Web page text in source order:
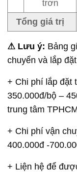
trơn
Tổng giá trị
⚠ Lưu ý: Bảng
chuyển và lắp đặt
+ Chi phí lắp đặt
350.000đ/bộ –
trung tâm
+ Chi phí vận
400.000đ -
+ Liện hệ để